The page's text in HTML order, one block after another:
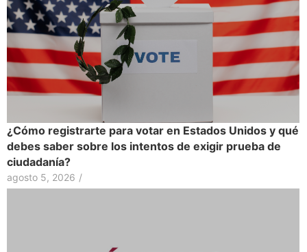
¿Cómo registrarte para votar en Estados Unidos y qué
debes saber sobre los intentos de exigir prueba de
ciudadanía?
agosto 5, 2026 /